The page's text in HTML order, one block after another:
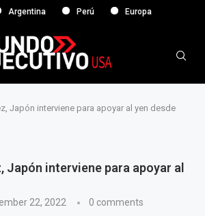
Perú Europa
Japón interviene para apoyar al yen desde
Japón interviene para apoyar al
22, 2022 0 comments